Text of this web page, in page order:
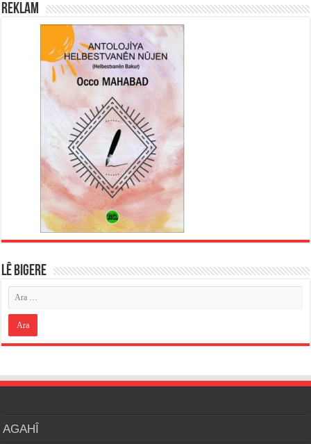
REKLAM
LÊ BIGERE
AGAHÎ